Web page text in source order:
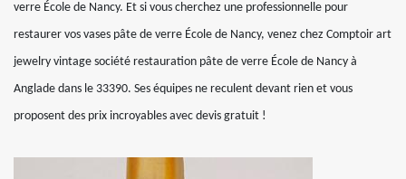
verre École de Nancy. Et si vous cherchez une professionnelle pour
restaurer vos vases pâte de verre École de Nancy, venez chez Comptoir art
jewelry vintage société restauration pâte de verre École de Nancy à
Anglade dans le 33390. Ses équipes ne reculent devant rien et vous
proposent des prix incroyables avec devis gratuit !